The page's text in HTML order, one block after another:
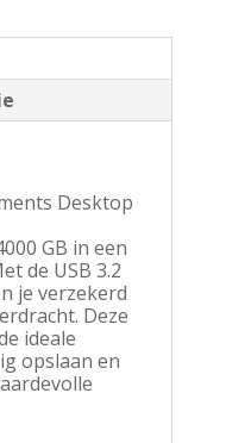
Desktop
GB in een
de USB 3.2
je verzekerd
Deze
ideale
opslaan en